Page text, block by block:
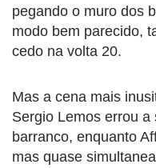
pegando o muro dos
modo bem parecido,
cedo na volta 20.
Mas a cena mais
Sergio Lemos errou
barranco, enquanto
mas quase